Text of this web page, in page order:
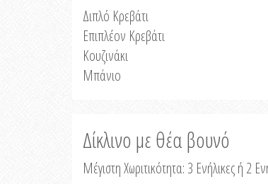
Διπλό Κρεβάτι
Επιπλέον Κρεβάτι
Κουζινάκι
Μπάνιο
Δίκλινο με θέα βουνό
Μέγιστη Χωριτικότητα: 3 Ενήλικες ή 2